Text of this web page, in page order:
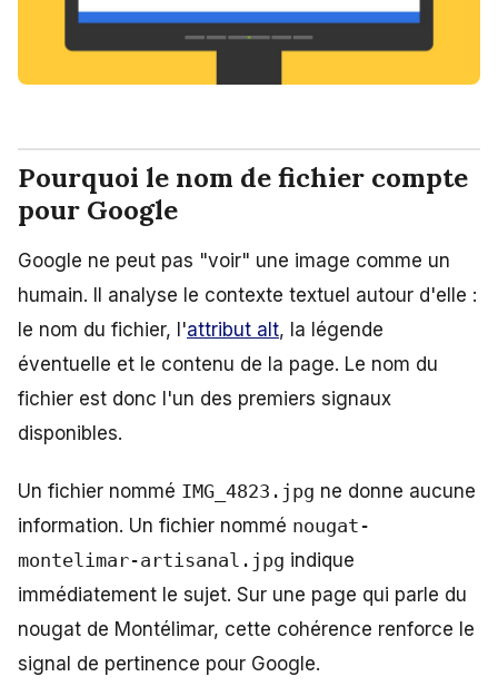
Pourquoi le nom de fichier compte
pour Google
Google ne peut pas "voir" une image comme un
humain. Il analyse le contexte textuel autour d'elle :
le nom du fichier, l'attribut alt, la légende
éventuelle et le contenu de la page. Le nom du
fichier est donc l'un des premiers signaux
disponibles.
Un fichier nommé IMG_4823.jpg ne donne aucune
information. Un fichier nommé nougat-
montelimar-artisanal.jpg indique
immédiatement le sujet. Sur une page qui parle du
nougat de Montélimar, cette cohérence renforce le
signal de pertinence pour Google.